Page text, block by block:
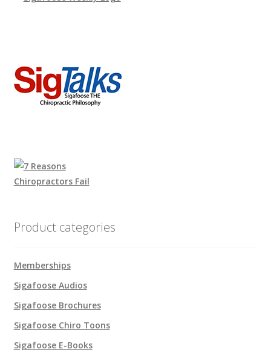
Product categories
Memberships
Sigafoose Audios
Sigafoose Brochures
Sigafoose Chiro Toons
Sigafoose E-Books